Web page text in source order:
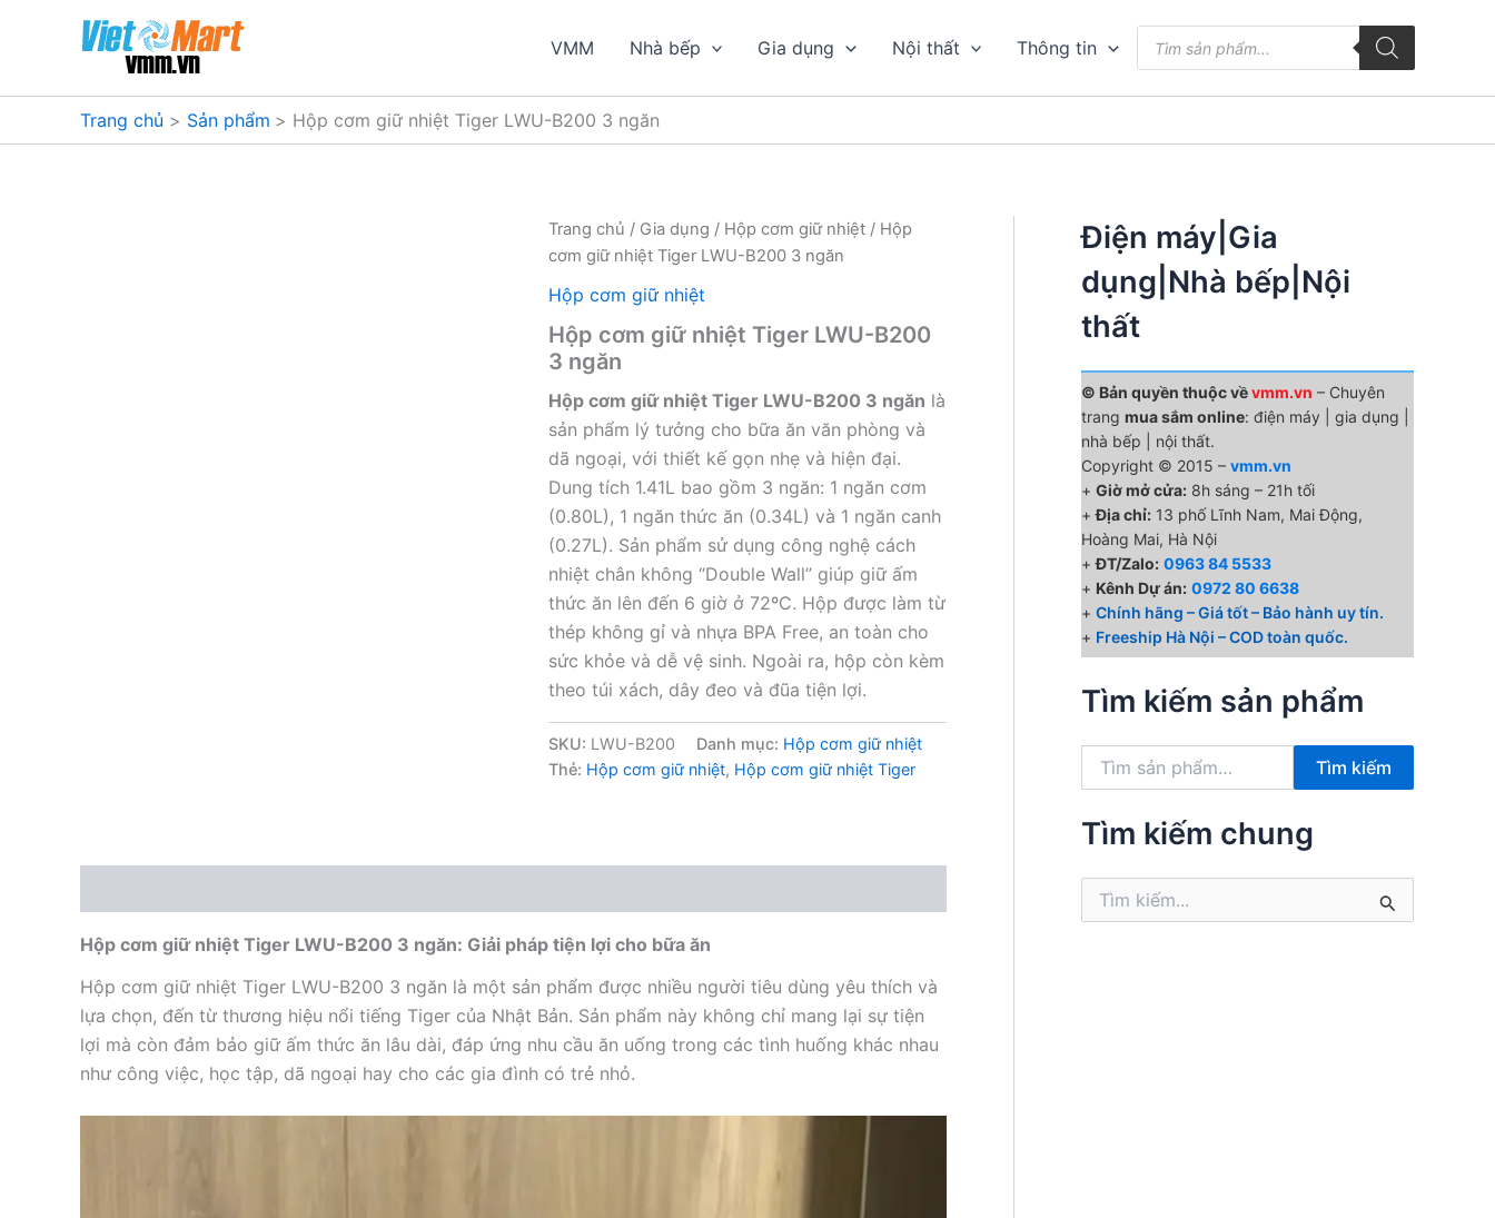
dung
VMM Nhà bếp Gia dụng Nội thất Thông tin
kiếm
phẩm
Trang chủ Sản phẩm Hộp cơm giữ nhiệt Tiger LWU-B200 3 ngăn
Trang chủ / Gia dụng / Hộp cơm giữ nhiệt/ Hộp
cơm giữ nhiệt Tiger LWU-B200 3 ngăn
Hộp cơm giữ nhiệt
Hộp cơm giữ nhiệt Tiger LWU-B200
3 ngăn
Hộp cơm giữ nhiệt Tiger LWU-B200 3 ngăn là
sản phẩm lý tưởng cho bữa ăn văn phòng và
dã ngoại, với thiết kế gọn nhẹ và hiện đại.
Dung tích 1.41L bao gồm 3 ngăn: 1 ngăn cơm
(0.80L), 1 ngăn thức ăn (0.34L) và 1 ngăn canh
(0.27L). Sản phẩm sử dụng công nghệ cách
nhiệt chân không “Double Wall” giúp giữ ấm
thức ăn lên đến 6 giờ ở 72ºC. Hộp được làm từ
thép không gỉ và nhựa BPA Free, an toàn cho
sức khỏe và dễ vệ sinh. Ngoài ra, hộp còn kèm
theo túi xách, dây đeo và đũa tiện lợi.
SKU: LWU-B200 Danh mục: Hộp cơm giữ nhiệt
Thẻ: Hộp cơm giữ nhiệt, Hộp cơm giữ nhiệt Tiger
Hộp cơm giữ nhiệt Tiger LWU-B200 3 ngăn: Giải pháp tiện lợi cho bữa ăn
Hộp cơm giữ nhiệt Tiger LWU-B200 3 ngăn là một sản phẩm được nhiều người tiêu dùng yêu thích và
lựa chọn, đến từ thương hiệu nổi tiếng Tiger của Nhật Bản. Sản phẩm này không chỉ mang lại sự tiện
lợi mà còn đảm bảo giữ ấm thức ăn lâu dài, đáp ứng nhu cầu ăn uống trong các tình huống khác nhau
như công việc, học tập, dã ngoại hay cho các gia đình có trẻ nhỏ.
Điện máy|Gia
dụng|Nhà bếp|Nội
thất
© Bản quyền thuộc vềvmm.vn – Chuyên
trang mua sắm online: điện máy | gia dụng |
nhà bếp | nội thất.
Copyright © 2015 – vmm.vn
+ Giờ mở cửa: 8h sáng – 21h tối
+Địa chỉ: 13 phố Lĩnh Nam, Mai Động,
Hoàng Mai, Hà Nội
+ĐT/Zalo: 0963 84 5533
+ Kênh Dự án: 0972 80 6638
+ Chính hãng – Giá tốt – Bảo hành uy tín.
+ Freeship Hà Nội – COD toàn quốc.
Tìm kiếm sản phẩm
k
Tìm kiếm
Tìm kiếm chung